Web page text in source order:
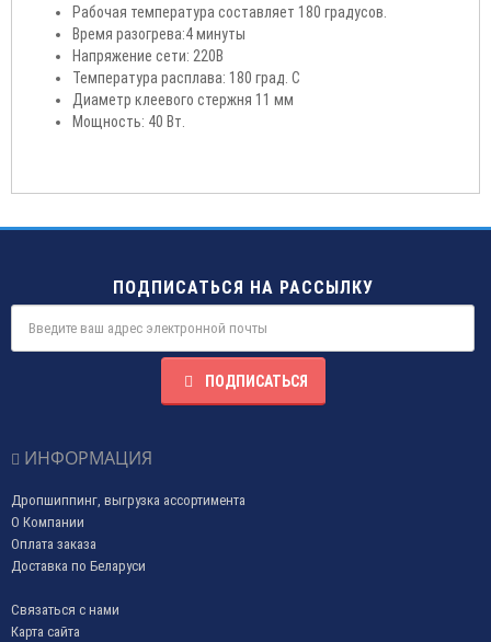
Рабочая температура составляет 180 градусов.
Время разогрева:4 минуты
Напряжение сети: 220В
Температура расплава: 180 град. С
Диаметр клеевого стержня 11 мм
Мощность: 40 Вт.
ПОДПИСАТЬСЯ НА РАССЫЛКУ
ПОДПИСАТЬСЯ
ИНФОРМАЦИЯ
Дропшиппинг, выгрузка ассортимента
О Компании
Оплата заказа
Доставка по Беларуси
Связаться с нами
Карта сайта